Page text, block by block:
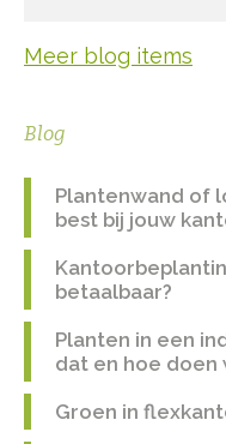
Meer blog items
Blog
Plantenwand of
best bij jouw
betaalbaar?
Planten in een
dat en hoe doen
Groen in